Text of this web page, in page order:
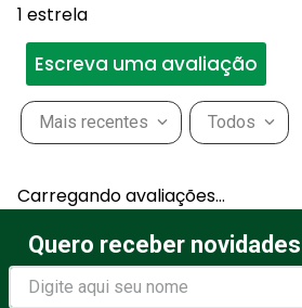
1 estrela
Escreva uma avaliação
Mais recentes Todos
Carregando avaliações…
Quero receber